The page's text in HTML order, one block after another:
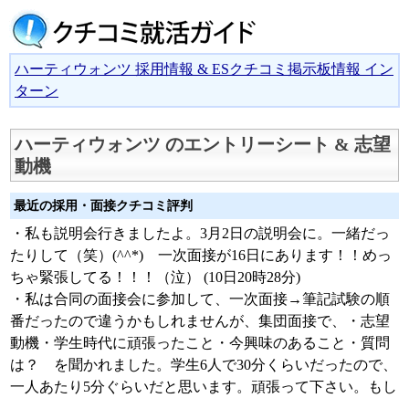
ハーティウォンツ 採用情報 & ESクチコミ掲示板情報 イン
ターン
ハーティウォンツ のエントリーシート & 志望
動機
最近の採用・面接クチコミ評判
・私も説明会行きましたよ。3月2日の説明会に。一緒だっ
たりして（笑）(^^*) 一次面接が16日にあります！！めっ
ちゃ緊張してる！！！（泣） (10日20時28分)
・私は合同の面接会に参加して、一次面接→筆記試験の順
番だったので違うかもしれませんが、集団面接で、・志望
動機・学生時代に頑張ったこと・今興味のあること・質問
は？ を聞かれました。学生6人で30分くらいだったので、
一人あたり5分ぐらいだと思います。頑張って下さい。もし